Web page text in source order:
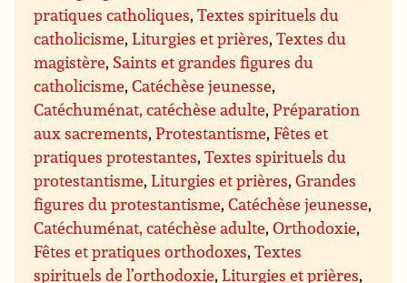
pratiques catholiques,Textes spirituels du
catholicisme,Liturgies et prières,Textes du
magistère, Saints et grandes figures du
catholicisme,Catéchèse jeunesse,
Catéchuménat, catéchèse adulte,Préparation
aux sacrements,Protestantisme,Fêtes et
pratiques protestantes,Textes spirituels du
protestantisme,Liturgies et prières,Grandes
figures du protestantisme,Catéchèse jeunesse,
Catéchuménat, catéchèse adulte,Orthodoxie,
Fêtes et pratiques orthodoxes,Textes
spirituels de l’orthodoxie,Liturgies et prières,